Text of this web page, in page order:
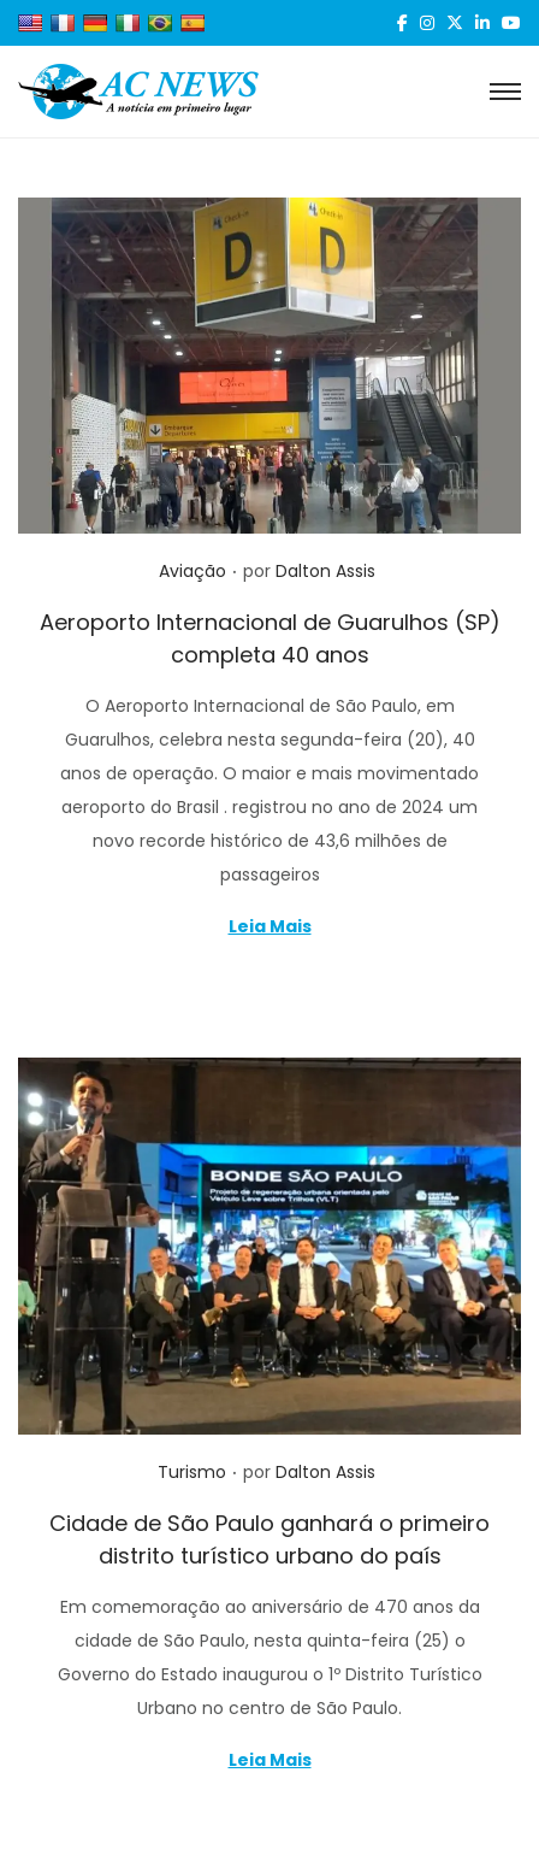
Posted in
Aviação . por Dalton Assis
Aeroporto Internacional de Guarulhos (SP)
completa 40 anos
O Aeroporto Internacional de São Paulo, em
Guarulhos, celebra nesta segunda-feira (20), 40
anos de operação. O maior e mais movimentado
aeroporto do Brasil . registrou no ano de 2024 um
novo recorde histórico de 43,6 milhões de
passageiros
Leia Mais
Posted in
Turismo . por Dalton Assis
Cidade de São Paulo ganhará o primeiro
distrito turístico urbano do país
Em comemoração ao aniversário de 470 anos da
cidade de São Paulo, nesta quinta-feira (25) o
Governo do Estado inaugurou o 1º Distrito Turístico
Urbano no centro de São Paulo.
Leia Mais